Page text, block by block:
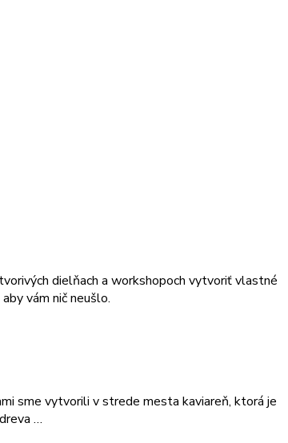
dielňach a workshopoch vytvoriť vlastné
vám nič neušlo.
sme vytvorili v strede mesta kaviareň, ktorá je
…